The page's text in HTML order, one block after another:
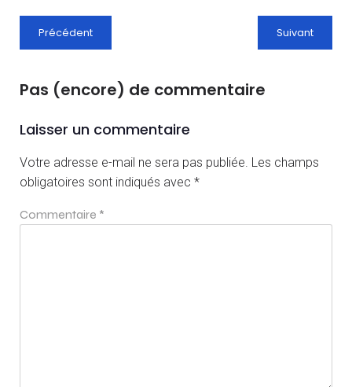
Précédent Suivant
Pas (encore) de commentaire
Laisser un commentaire
Votre adresse e-mail ne sera pas publiée. Les champs
obligatoires sont indiqués avec *
Commentaire *